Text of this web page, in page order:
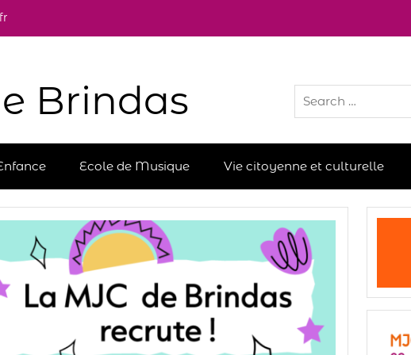
Brindas
Ecole de Musique Vie citoyenne et culturelle